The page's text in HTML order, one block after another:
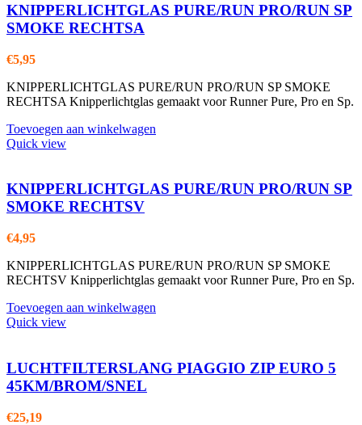
KNIPPERLICHTGLAS PURE/RUN PRO/RUN SP
SMOKE RECHTSA
€5,95
KNIPPERLICHTGLAS PURE/RUN PRO/RUN SP SMOKE
RECHTSA Knipperlichtglas gemaakt voor Runner Pure, Pro en Sp.
Toevoegen aan winkelwagen
Quick view
KNIPPERLICHTGLAS PURE/RUN PRO/RUN SP
SMOKE RECHTSV
€4,95
KNIPPERLICHTGLAS PURE/RUN PRO/RUN SP SMOKE
RECHTSV Knipperlichtglas gemaakt voor Runner Pure, Pro en Sp.
Toevoegen aan winkelwagen
Quick view
LUCHTFILTERSLANG PIAGGIO ZIP EURO 5
45KM/BROM/SNEL
€25,19